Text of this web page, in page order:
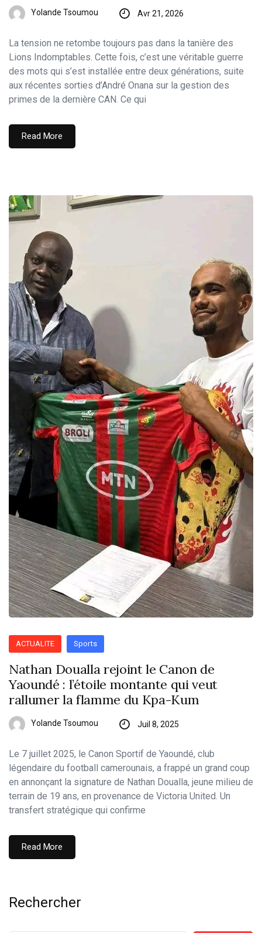
Yolande Tsoumou Avr 21, 2026
La tension ne retombe toujours pas dans la tanière des
Lions Indomptables. Cette fois, c’est une véritable guerre
des mots qui s’est installée entre deux générations, suite
aux récentes sorties d’André Onana sur la gestion des
primes de la dernière CAN. Ce qui
Read More
ACTUALITE Sports
Nathan Doualla rejoint le Canon de
Yaoundé : l’étoile montante qui veut
rallumer la flamme du Kpa-Kum
Yolande Tsoumou Juil 8, 2025
Le 7 juillet 2025, le Canon Sportif de Yaoundé, club
légendaire du football camerounais, a frappé un grand coup
en annonçant la signature de Nathan Doualla, jeune milieu de
terrain de 19 ans, en provenance de Victoria United. Un
transfert stratégique qui confirme
Read More
Rechercher